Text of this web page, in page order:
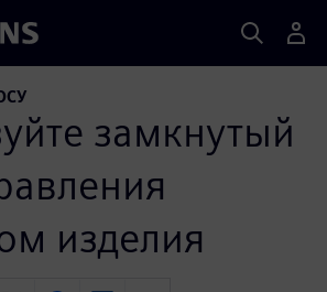
замкнутый
изделия